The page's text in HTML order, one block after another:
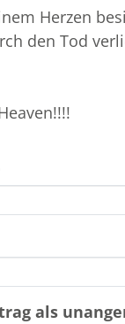
Herzen
den Tod
als